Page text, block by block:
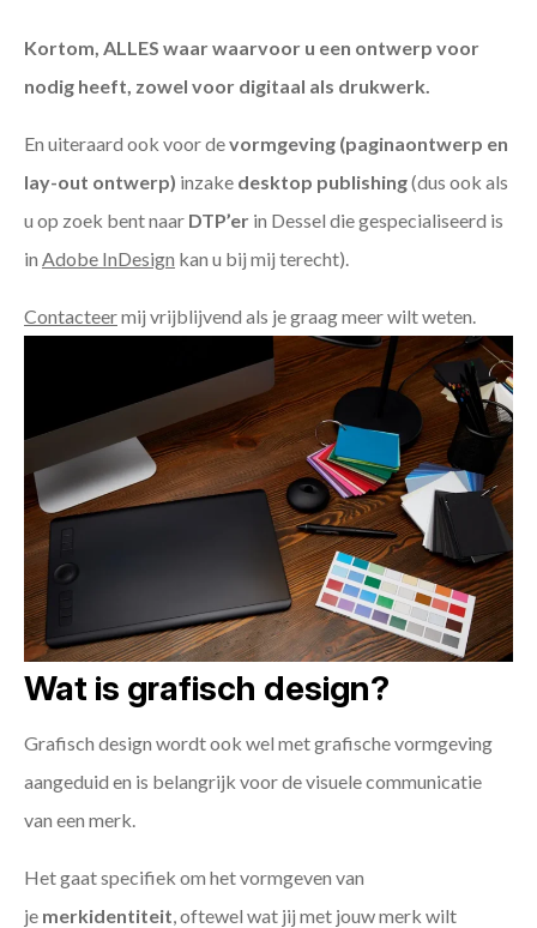
Kortom, ALLES waar waarvoor u een ontwerp voor
nodig heeft, zowel voor digitaal als drukwerk.
En uiteraard ook voor devormgeving (paginaontwerp en
lay-out ontwerp) inzake desktop publishing(dus ook als
u op zoek bent naar DTP’er in Dessel die gespecialiseerd is
in Adobe InDesign kan u bij mij terecht).
Contacteermij vrijblijvend als je graag meer wilt weten.
Wat is grafisch design?
Grafisch design wordt ook wel met grafische vormgeving
aangeduid en is belangrijk voor de visuele communicatie
van een merk.
Het gaat specifiek om het vormgeven van
je merkidentiteit , oftewel wat jij met jouw merk wilt